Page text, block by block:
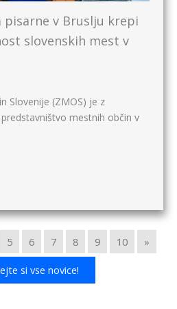
pisarne v Bruslju krepi
slovenskih mest v
Slovenije (ZMOS) je z
mestnih občin v
5 6 7 8 9 10 »
si vse novice!